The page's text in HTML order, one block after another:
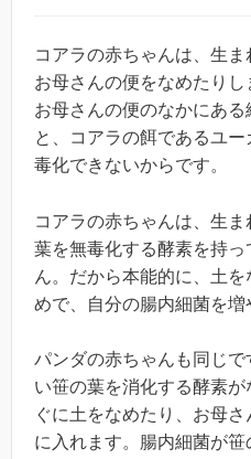
コアラの赤ちゃんは、生ま
お母さんの便をなめたり
お母さんの便のなかにあ
と、コアラの餌であるユ
毒化できないからです。
コアラの赤ちゃんは、生
葉を無毒化する酵素を持
ん。だから本能的に、土
めで、自分の腸内細菌を増
パンダの赤ちゃんも同じ
い笹の葉を消化する酵素
ぐに土をなめたり、お母
に入れます。腸内細菌が